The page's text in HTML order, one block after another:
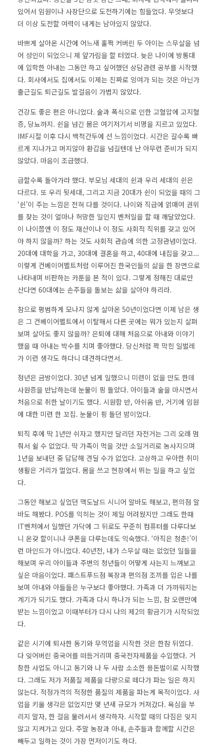
있어서 임원이나 사장단으로 도전하기에는 힘들었다. 무엇보다
더 이상 도전할 여력이 내게는 남아있지 않았다.
바쁘게 살아온 시간에 어느새 훌쩍 커버린 두 아이는 스무살을 넘
어 성인이 되었으니 제 앞가림을 할 터였다. 늦은 나이에 방통대
에 입학한 아내는 그동안 하고 싶어했던 상담관련 공부를 시작했
다. 회사에서도 집에서도 이제는 진짜로 잉여가 되는 것은 아닌가
출근길도 퇴근길도 발걸음이 가볍지 않았다.
건강도 좋은 편은 아니었다. 술과 폭식으로 인한 고혈압에 고지혈
증, 당뇨까지. 쉰을 넘긴 몸은 여기저기서 비명을 지르고 있었다.
IMF시절 이후 다시 백척간두에 선 느낌이었다. 시간은 갈수록 빠
르게 지나가고 머지않아 환갑을 넘길텐데 난 아무런 준비가 되지
않았다. 마음이 조급했다.
급할수록 돌아가라 했다. 부모님 세대의 쉰과 우리 세대의 쉰은
다르다. 또 우리 뒷세대, 그리고 지금 20대가 쉰이 되었을 때의 그
‘쉰’이 주는 느낌은 전혀 다를 것이다. 나이와 직급에 얽매여 권위
를 찾는 것이 얼마나 허망한 일인지 벤처일을 할 때 깨달았었다.
이 나이쯤엔 이 정도 재산이나 이 정도 사회적 직위를 갖고 있어
야 하지 않을까? 하는 것도 사회적 관습에 의한 고정관념이었다.
20대에 대학을 가고, 30대에 결혼을 하고, 40대에 내집을 갖고...
이렇게 컨베이어벨트처럼 이루어진 한국인들의 삶을 한 장면으로
나타내며 비판하는 카툰을 본 적이 있다. 그렇게 정해진 대로만
산다면 60대에는 손주들을 돌보는 삶을 살아야 하리라.
참으로 평범하게 모나지 않게 살아온 50년이었다면 이제 남은 생
은 그 컨베이어벨트에서 이탈해서 다른 곳에는 뭐가 있는지 살펴
보며 살아도 좋지 않을까? 은퇴에 대해 처음으로 아내와 이야기
했을 때 아내는 박수를 치며 좋아했다. 당신처럼 꽉 막힌 일벌레
가 이런 생각도 하다니 대견하다면서.
정년은 금방이었다. 30년 넘게 일했으니 미련이 없을 만도 한데
사원증을 반납하는데 눈물이 핑 돌았다. 아이들과 술을 마시면서
처음으로 취한 날이기도 했다. 시원함 반, 아쉬움 반, 거기에 임원
에 대한 미련 한 꼬집. 눈물이 핑 돌던 밤이었다.
퇴직 후에 딱 1년만 쉬자고 했지만 달리던 자전거는 그리 오래 멈
춰서 쉴 수 없었다. 딱 가족이 먹을 것만 소일거리로 농사지으며
1년을 보내던 중 답답해 견딜 수가 없었다. 고상하고 우아한 취미
생활은 거리가 멀었다. 몸을 쓰고 현장에서 뛰는 일을 하고 싶었
다.
그동안 해보고 싶었던 맥도날드 시니어 알바도 해보고, 편의점 알
바도 해봤다. POS를 익히는 것이 제일 어려웠지만 그래도 한때
IT벤처에서 일했던 가닥에 그 뒤로도 꾸준히 컴퓨터를 다루다보
니 온갖 할이니나 쿠폰을 다루는데도 익숙했다. ‘아직은 청춘!’이
런 마인드가 아니었다. 40년전, 내가 스무살 때는 없었던 일들을
해보며 우리 아이들과 주변의 청년들이 어떻게 사는지 느껴보고
싶은 마음이었다. 패스트푸드점 복장과 편의점 조끼를 입은 나를
보며 아내와 아들들은 누구보다 좋아했다. 가족과 더 가까워지는
계기가 되기도 했다. 가족과 다시 하나가 되는 느낌, 참 오랜만에
받는 느낌이었고 이때부터가 다시 나의 제2의 황금기가 시작되었
다.
같은 시기에 퇴사한 동기와 무역업을 시작한 것은 한참 뒤였다.
다 잊어버린 중국어를 떠듬거리며 중국전자제품을 수입했다. 거
창한 사업도 아니고 동기와 나 두 사람 소소한 용돈벌이로 시작했
다. 그래도 저가 저품질 제품을 다량으로 떼다가 파는 일은 하지
않는다. 적정가격의 적정한 품질의 제품을 파는게 목적이었다. 사
업을 키울 생각은 없었지만 몇 년새 규모가 커져갔다. 욕심을 부
리지 말자, 한 걸음 물러서서 생각하자. 시작할 때의 다짐은 잊지
않고 지켜가고 있다. 주말 농장과 아내, 손주들과 함께할 시간은
빼두고 일하는 것이 가장 먼저이기도 하다.